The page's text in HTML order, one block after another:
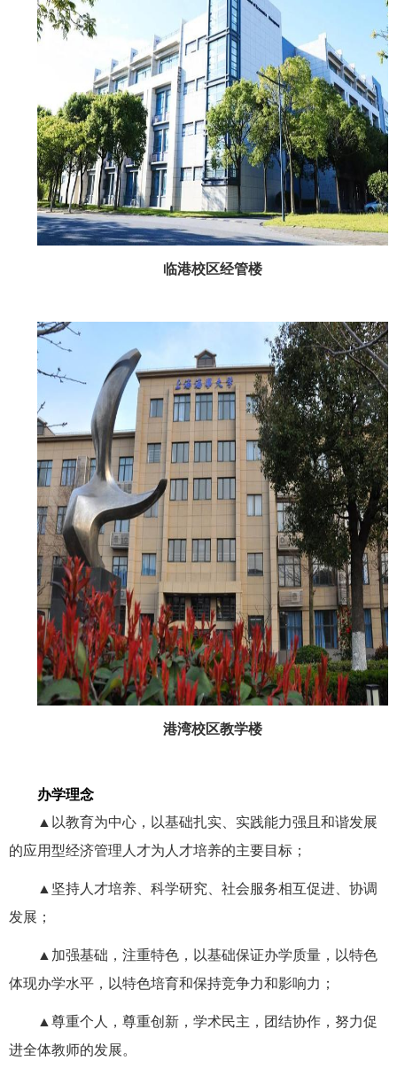
临港校区经管楼
港湾校区教学楼
办学理念
▲以教育为中心，以基础扎实、实践能力强且和谐发展
的应用型经济管理人才为人才培养的主要目标；
▲坚持人才培养、科学研究、社会服务相互促进、协调
发展；
▲加强基础，注重特色，以基础保证办学质量，以特色
体现办学水平，以特色培育和保持竞争力和影响力；
▲尊重个人，尊重创新，学术民主，团结协作，努力促
进全体教师的发展。